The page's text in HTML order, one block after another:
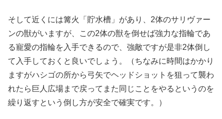
そして近くには篝火「貯水槽」があり、2体のサリヴァー
ンの獣がいますが、この2体の獣を倒せば強力な指輪であ
る寵愛の指輪を入手できるので、強敵ですが是非2体倒し
て入手しておくと良いでしょう。（ちなみに時間はかかり
ますがハシゴの所から弓矢でヘッドショットを狙って襲わ
れたら巨人広場まで戻ってまた同じことをやるというのを
繰り返すという倒し方が安全で確実です。）